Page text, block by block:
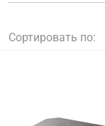
Сортировать по: